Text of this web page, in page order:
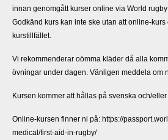
innan genomgått kurser online via World
Godkänd kurs kan inte ske utan att online-kurs
kurstillfället.
Vi rekommenderar oömma kläder då alla
övningar under dagen. Vänligen meddela om
Kursen kommer att hållas på svenska och/
Online-kursen finner ni på: https://
medical/first-aid-in-rugby/